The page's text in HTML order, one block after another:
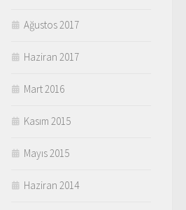
Ağustos 2017
Haziran 2017
Mart 2016
Kasım 2015
Mayıs 2015
Haziran 2014